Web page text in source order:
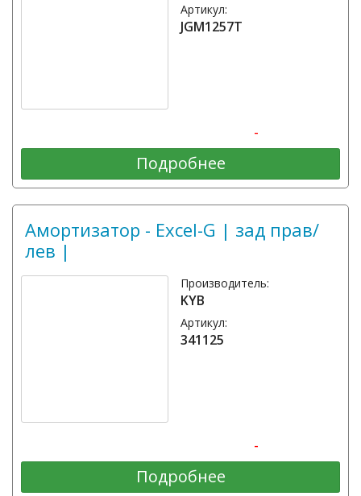
Артикул:
JGM1257T
-
Подробнее
Амортизатор - Excel-G | зад прав/
лев |
Производитель:
KYB
Артикул:
341125
-
Подробнее